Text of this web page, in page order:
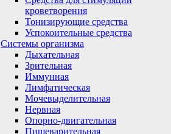
кроветворения
Тонизирующие средства
Успокоительные средства
Системы организма
Дыхательная
Зрительная
Иммунная
Лимфатическая
Мочевыделительная
Нервная
Опорно-двигательная
Пищеварительная